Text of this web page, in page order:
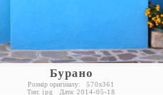
Бурано
Розмір оригіналу: 570x361
Тип: jpg Дата: 2014-05-18